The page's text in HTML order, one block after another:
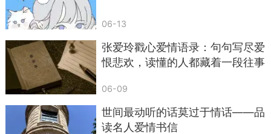
这句话适合在纪念日、除夕夜，或是夜深人静
两个人闲谈的时候来讲。走过多年的风风雨雨，一
起经历过低谷，也共享过安稳的日子，把内心真实
的庆幸表达出来，回顾一路走来的点滴，感慨缘分
带来的相守。长久的婚姻容易变得麻木，时常回顾
彼此相伴的缘分，能够唤醒内心的感恩。当她感受
到自己是对方生命里难得的幸运，便会更加用心去
06-13
张爱玲戳心爱情语录：句句写尽爱
恨悲欢，读懂的人都藏着一段往事
06-09
世间最动听的话莫过于情话——品
读名人爱情书信